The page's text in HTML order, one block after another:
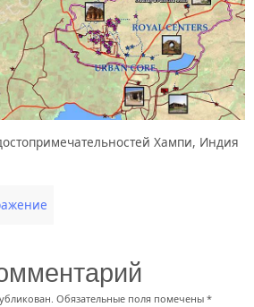
Хампи, Индия
Обязательные поля помечены *